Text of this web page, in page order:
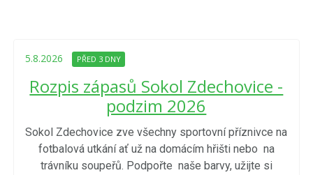
5.8.2026 PŘED 3 DNY
Rozpis zápasů Sokol Zdechovice -
podzim 2026
Sokol Zdechovice zve všechny sportovní příznivce na
fotbalová utkání ať už na domácím hřišti nebo na
trávníku soupeřů. Podpořte naše barvy, užijte si